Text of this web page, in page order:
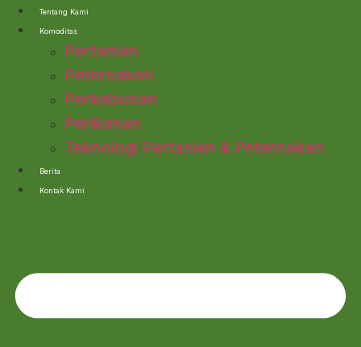
LewatiTentang Kami
Komoditas
Pertanian
Peternakan
Perkebunan
Perikanan
Teknologi Pertanian & Peternakan
Berita
Kontak Kami